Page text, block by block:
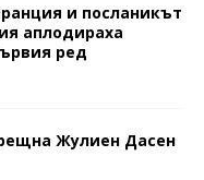
и посланикът
аплодираха
ред
Жулиен Дасен